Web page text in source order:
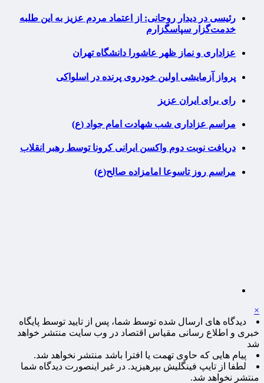
رئیسی در دیدار روحانی: از اعتماد مردم عزیز به این طلبه
خدمت‌گزار سپاسگزارم
عزاداری و نماز ظهر عاشورا دانشگاه تهران
پرواز آزمایشی اولین خودروی پرنده در اسلواکی
رای برای ایران عزیز
مراسم عزاداری شب شهادت امام جواد (ع)
دریافت نوبت دوم واکسن ایرانی کرونا توسط رهبر انقلاب
مراسم روز تاسوعا امامزاده صالح(ع)
×
دیدگاه های ارسال شده توسط شما، پس از تایید توسط پایگاه
خبری و اطلاع رسانی مقیاس اقتصاد در وب سایت منتشر خواهد
شد
پیام هایی که حاوی تهمت یا افترا باشد منتشر نخواهد شد.
لطفا از تایپ فینگلیش بپرهیزید. در غیر اینصورت دیدگاه شما
منتشر نخواهد شد.